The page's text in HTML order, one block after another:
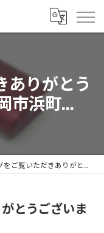
ありがとう
市浜町...
いただきありがとうございます🙇‍♀️ 延岡市浜町...
とうございま